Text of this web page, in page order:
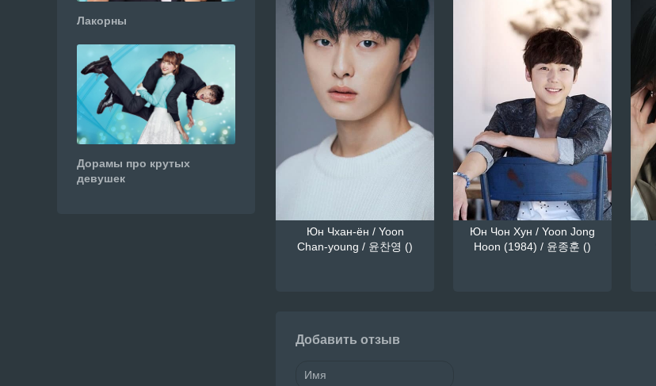
Юн Чхан-ён / Yoon
Chan-young / 윤찬영 ()
Юн Чон Хун / Yoon Jong
Hoon (1984) / 윤종훈 ()
Добавить отзыв
Лакорны
Дорамы про крутых
девушек